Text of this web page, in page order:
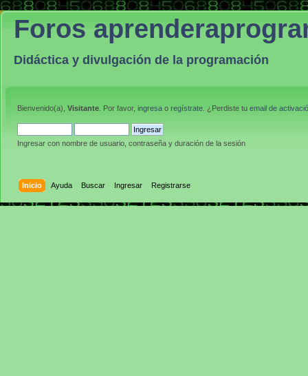
Foros
Didáctica y divulgación de la programación
Bienvenido(a), Visitante . Por favor, ingresa o regístrate . ¿Perdiste tu email de
Ingresar con nombre de usuario, contraseña y duración de la sesión
Inicio Ayuda Buscar Ingresar Registrarse